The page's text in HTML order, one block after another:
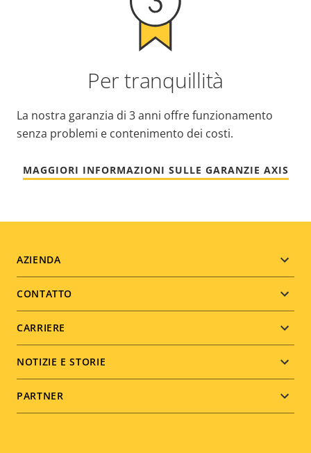
Per tranquillità
La nostra garanzia di 3 anni offre funzionamento
senza problemi e contenimento dei costi.
MAGGIORI INFORMAZIONI SULLE GARANZIE AXIS
Footer
menu
AZIENDA
CONTATTO
CARRIERE
NOTIZIE E STORIE
PARTNER